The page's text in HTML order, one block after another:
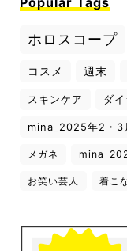
ホロスコープ
コスメ 週末
スキンケア ダ
mina_2025年2・3
メガネ
お笑い芸人 着こ